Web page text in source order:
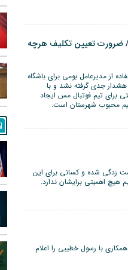
تعیین تکلیف هرچه
از مدیرعامل بومی برای باشگاه
جدی گرفته نشد و با
برای تیم فوتبال مس ایجاد
محبوب شهرستان است.
زدگی شده و کسانی برای این
اهمیتی برایشان ندارد.
با رسول خطیبی را اعلام